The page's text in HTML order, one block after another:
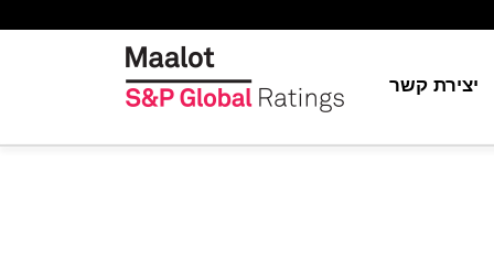
יצירת קשר